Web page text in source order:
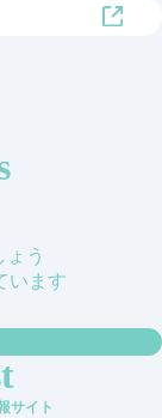
う
います
サイト